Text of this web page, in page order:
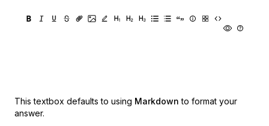
This textbox defaults to using Markdown to format your
answer.